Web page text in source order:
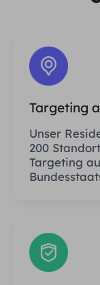
Targeting
Unser
200
Targeting